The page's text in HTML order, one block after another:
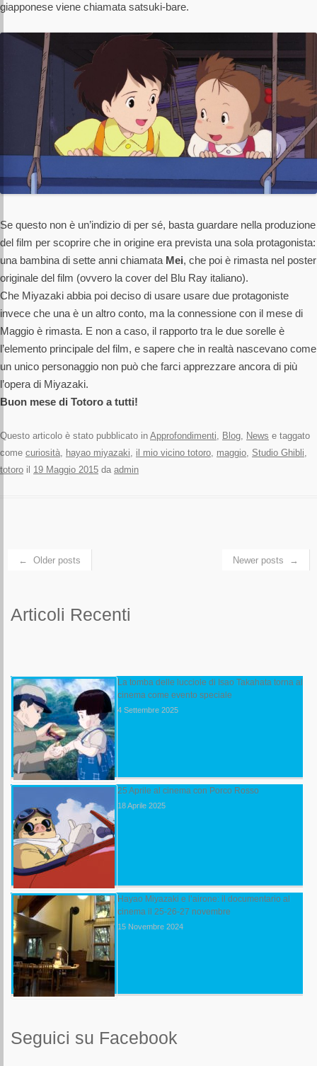
giapponese viene chiamata satsuki-bare.
Se questo non è un’indizio di per sé, basta guardare nella produzione
del film per scoprire che in origine era prevista una sola protagonista:
una bambina di sette anni chiamata Mei, che poi è rimasta nel poster
originale del film (ovvero la cover del Blu Ray italiano).
Che Miyazaki abbia poi deciso di usare usare due protagoniste
invece che una è un altro conto, ma la connessione con il mese di
Maggio è rimasta. E non a caso, il rapporto tra le due sorelle è
l’elemento principale del film, e sapere che in realtà nascevano come
un unico personaggio non può che farci apprezzare ancora di più
l’opera di Miyazaki.
Buon mese di Totoro a tutti!
Questo articolo è stato pubblicato in Approfondimenti, Blog, News e taggato
come curiosità, hayao miyazaki, il mio vicino totoro, maggio, Studio Ghibli,
totoro il 19 Maggio 2015 da admin
Navigazione articolo
← Older posts Newer posts →
Articoli Recenti
La tomba delle lucciole di Isao Takahata torna al
cinema come evento speciale
4 Settembre 2025
25 Aprile al cinema con Porco Rosso
18 Aprile 2025
Hayao Miyazaki e l’airone: il documentario al
cinema il 25-26-27 novembre
15 Novembre 2024
Seguici su Facebook